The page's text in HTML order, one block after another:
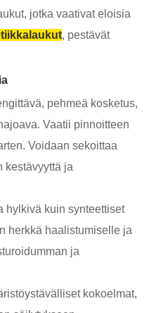
jotka vaativat eloisia
, pestävät
pehmeä kosketus,
Vaatii pinnoitteen
Voidaan sekoittaa
kestävyyttä ja
hylkivä kuin synteettiset
herkkä haalistumiselle ja
ja
kokoelmat,